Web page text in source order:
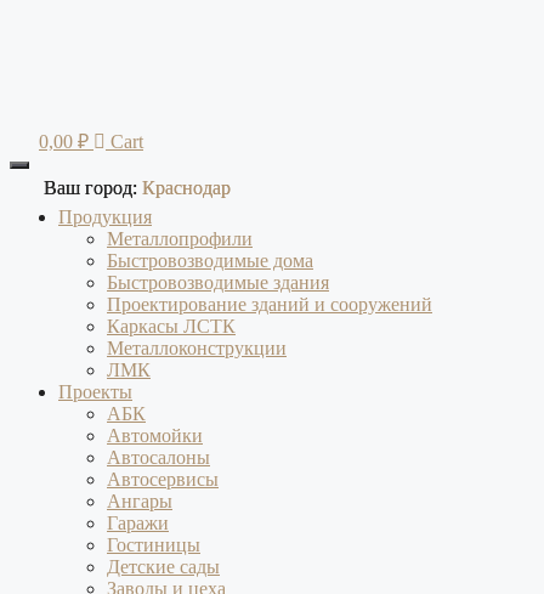
0,00 ₽ Cart
Продукция
Металлопрофили
Быстровозводимые дома
Быстровозводимые здания
Проектирование зданий и сооружений
Каркасы ЛСТК
Металлоконструкции
ЛМК
Проекты
АБК
Автомойки
Автосалоны
Автосервисы
Ангары
Гаражи
Гостиницы
Детские сады
Заводы и цеха
Ваш город: Краснодар
Ваш город: Краснодар